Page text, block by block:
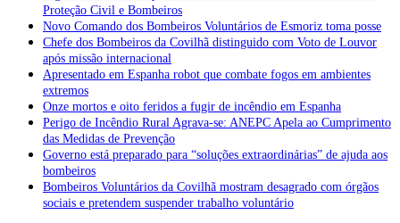
Proteção Civil e Bombeiros
Novo Comando dos Bombeiros Voluntários de Esmoriz toma posse
Chefe dos Bombeiros da Covilhã distinguido com Voto de Louvor
após missão internacional
Apresentado em Espanha robot que combate fogos em ambientes
extremos
Onze mortos e oito feridos a fugir de incêndio em Espanha
Perigo de Incêndio Rural Agrava-se: ANEPC Apela ao Cumprimento
das Medidas de Prevenção
Governo está preparado para “soluções extraordinárias” de ajuda aos
bombeiros
Bombeiros Voluntários da Covilhã mostram desagrado com órgãos
sociais e pretendem suspender trabalho voluntário